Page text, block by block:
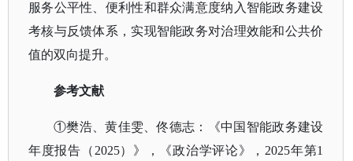
服务公平性、便利性和群众满意度纳入智能政务建设
考核与反馈体系，实现智能政务对治理效能和公共价
值的双向提升。
参考文献
①樊浩、黄佳雯、佟德志：《中国智能政务建设
年度报告（2025）》，《政治学评论》，2025年第1